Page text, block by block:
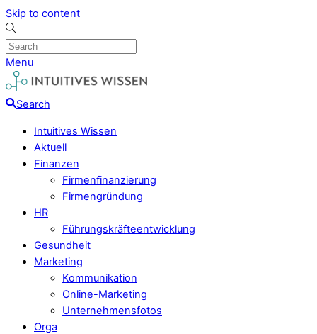
Skip to content
Menu
Search
Intuitives Wissen
Aktuell
Finanzen
Firmenfinanzierung
Firmengründung
HR
Führungskräfteentwicklung
Gesundheit
Marketing
Kommunikation
Online-Marketing
Unternehmensfotos
Orga